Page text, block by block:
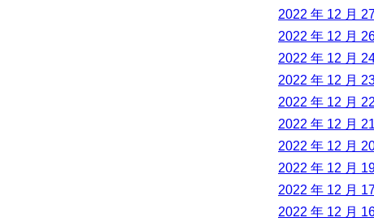
2022 年 12 月
2022 年 12 月
2022 年 12 月
2022 年 12 月
2022 年 12 月
2022 年 12 月
2022 年 12 月
2022 年 12 月
2022 年 12 月
2022 年 12 月